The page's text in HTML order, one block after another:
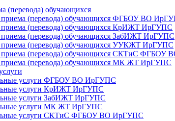
(перевода) обучающихся
приема (перевода) обучающихся ФГБОУ ВО
приема (перевода) обучающихся КрИЖТ ИрГУПС
приема (перевода) обучающихся ЗабИЖТ ИрГУПС
приема (перевода) обучающихся УУКЖТ ИрГУПС
приема (перевода) обучающихся СКТиС
приема (перевода) обучающихся МК ЖТ ИрГУПС
услуги ФГБОУ ВО ИрГУПС
услуги КрИЖТ ИрГУПС
услуги ЗабИЖТ ИрГУПС
услуги МК ЖТ ИрГУПС
услуги СКТиС ФГБОУ ВО ИрГУПС